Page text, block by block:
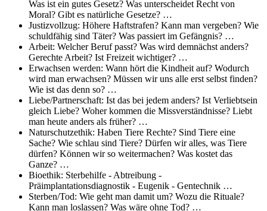
Was ist ein gutes Gesetz? Was unterscheidet Recht von
Moral? Gibt es natürliche Gesetze? …
Justizvollzug: Höhere Haftstrafen? Kann man vergeben? Wie
schuldfähig sind Täter? Was passiert im Gefängnis? …
Arbeit: Welcher Beruf passt? Was wird demnächst anders?
Gerechte Arbeit? Ist Freizeit wichtiger? …
Erwachsen werden: Wann hört die Kindheit auf? Wodurch
wird man erwachsen? Müssen wir uns alle erst selbst finden?
Wie ist das denn so? …
Liebe/Partnerschaft: Ist das bei jedem anders? Ist Verliebtsein
gleich Liebe? Woher kommen die Missverständnisse? Liebt
man heute anders als früher? …
Naturschutzethik: Haben Tiere Rechte? Sind Tiere eine
Sache? Wie schlau sind Tiere? Dürfen wir alles, was Tiere
dürfen? Können wir so weitermachen? Was kostet das
Ganze? …
Bioethik: Sterbehilfe - Abtreibung -
Präimplantationsdiagnostik - Eugenik - Gentechnik …
Sterben/Tod: Wie geht man damit um? Wozu die Rituale?
Kann man loslassen? Was wäre ohne Tod? …